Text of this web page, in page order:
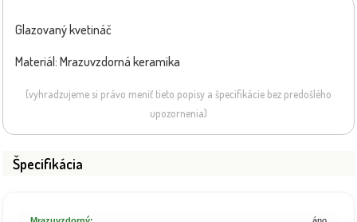
Glazovaný kvetináč
Materiál: Mrazuvzdorná keramika
(vyhradzujeme si právo meniť tieto popisy a špecifikácie bez predošlého
upozornenia)
Špecifikácia